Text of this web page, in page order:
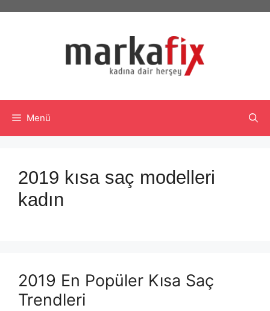
Menü
2019 kısa saç modelleri
kadın
2019 En Popüler Kısa Saç
Trendleri